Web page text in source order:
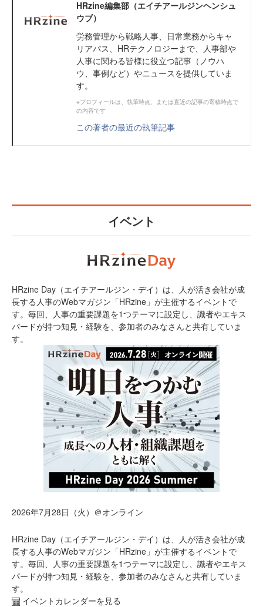
HRzine編集部（エイチアールジンヘンシュ
ウブ）
労務管理から戦略人事、日常業務からキャ
リアパス、HRテクノロジーまで、人事部や
人事に関わる皆様に役立つ記事（ノウハ
ウ、事例など）やニュースを提供していま
す。
※プロフィールは、執筆時点、または直近の記事の寄稿時点で
の内容です
この著者の最近の執筆記事
イベント
HRzine Day（エイチアールジン・デイ）は、人が活き会社が成
長する人事のWebマガジン「HRzine」が主催するイベントで
す。毎回、人事の重要課題を1つテーマに設定し、識者やエキス
パードが持つ知見・経験を、参加者のみなさんと共有していま
す。
2026年7月28日（火）＠オンライン
HRzine Day（エイチアールジン・デイ）は、人が活き会社が成
長する人事のWebマガジン「HRzine」が主催するイベントで
す。毎回、人事の重要課題を1つテーマに設定し、識者やエキス
パードが持つ知見・経験を、参加者のみなさんと共有していま
す。
イベントカレンダーを見る